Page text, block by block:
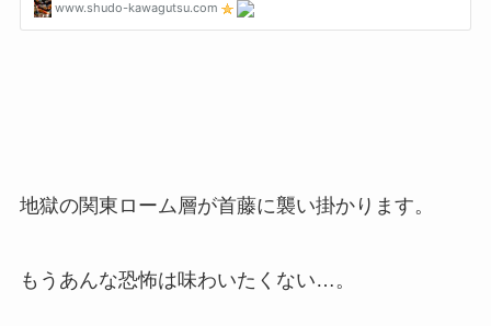
地獄の関東ローム層が首藤に襲い掛かります。
もうあんな恐怖は味わいたくない…。